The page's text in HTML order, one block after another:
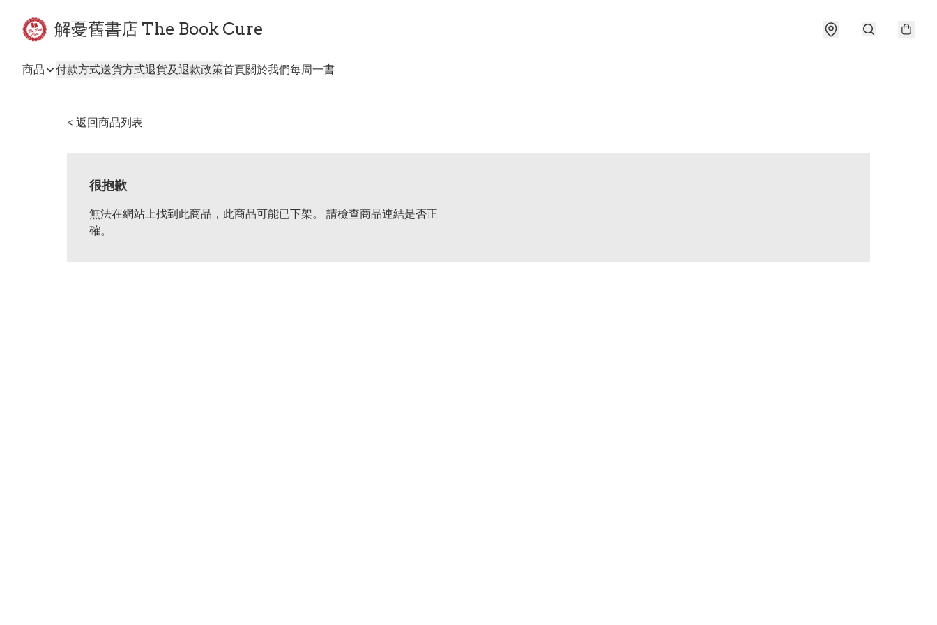
解憂舊書店 The Book Cure
商品 付款方式送貨方式退貨及退款政策首頁關於我們每周一書
< 返回商品列表
很抱歉
無法在網站上找到此商品，此商品可能已下架。 請檢查商品連結是否正
確。